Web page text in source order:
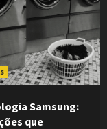
Samsung:
que